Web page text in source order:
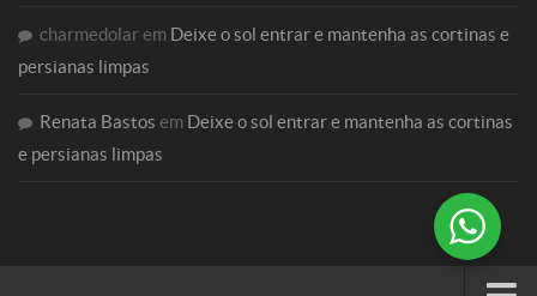
charmedolarem Deixe o sol entrar e mantenha as cortinas e
persianas limpas
Renata Bastos em Deixe o sol entrar e mantenha as cortinas
e persianas limpas